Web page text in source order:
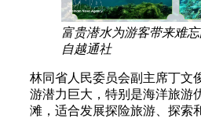
富贵潜水为游客带来难
自越通社
林同省人民委员会副主席丁文
游潜力巨大，特别是海洋旅游
滩，适合发展探险旅游、探索